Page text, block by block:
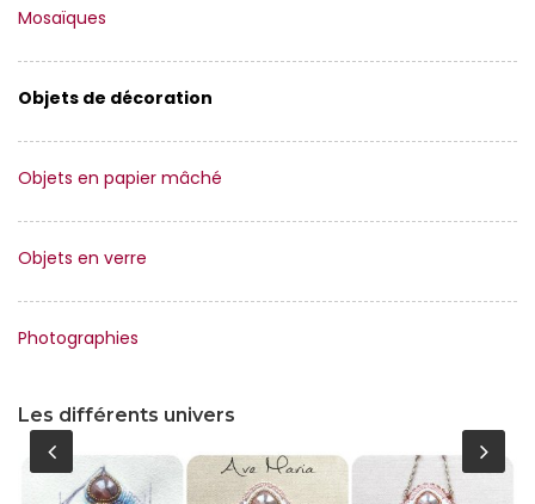
Mosaïques
Objets de décoration
Objets en papier mâché
Objets en verre
Photographies
Les différents univers
MOBILIER